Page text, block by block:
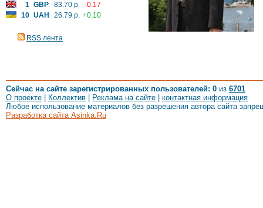
1 GBP: 83.70 р. -0.17
10 UAH: 26.79 р. +0.10
RSS лента
Сейчас на сайте зарегистрированных пользователей: 0 из 6701
О проекте
Коллектив Реклама на сайте
контактная информация
Любое использование материалов без разрешения автора сайта
Разработка сайта Asinka.Ru